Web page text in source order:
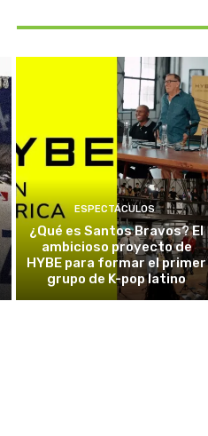
ESPECTÁCULOS
¿Qué es Santos Bravos? El
ambicioso proyecto de
HYBE para formar el primer
grupo de K-pop latino